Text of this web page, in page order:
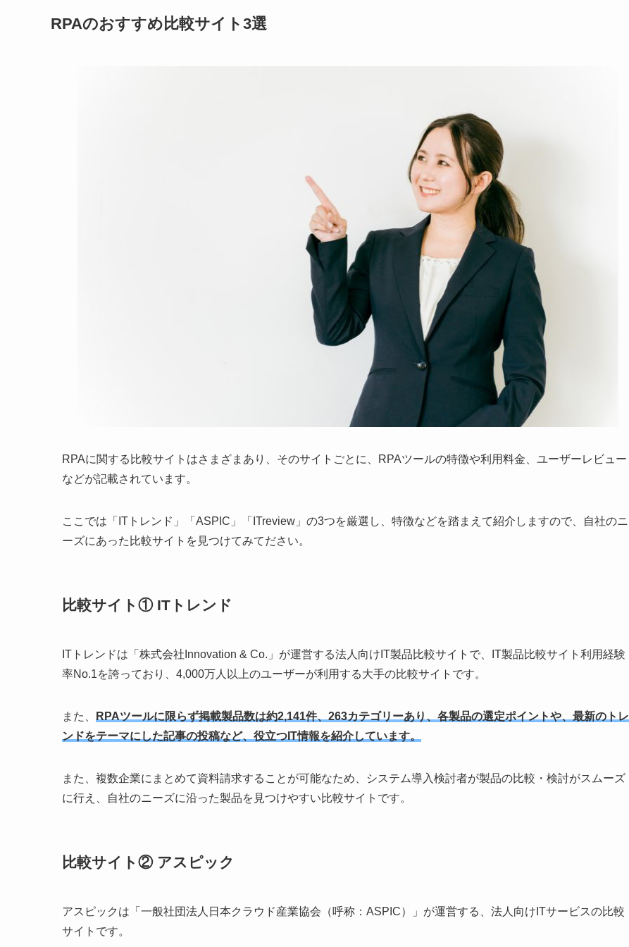
RPAのおすすめ比較サイト3選
RPAに関する比較サイトはさまざまあり、そのサイトごとに、RPAツールの特徴や利用料金、ユーザーレビュー
などが記載されています。
ここでは「ITトレンド」「ASPIC」「ITreview」の3つを厳選し、特徴などを踏まえて紹介しますので、自社のニ
ーズにあった比較サイトを見つけてみてださい。
比較サイト① ITトレンド
ITトレンドは「株式会社Innovation & Co.」が運営する法人向けIT製品比較サイトで、IT製品比較サイト利用経験
率No.1を誇っており、4,000万人以上のユーザーが利用する大手の比較サイトです。
また、
RPAツールに限らず掲載製品数は約2,141件、263カテゴリーあり、各製品の選定ポイントや、最新のトレ
ンドをテーマにした記事の投稿など、役立つIT情報を紹介しています。
また、複数企業にまとめて資料請求することが可能なため、システム導入検討者が製品の比較・検討がスムーズ
に行え、自社のニーズに沿った製品を見つけやすい比較サイトです。
比較サイト② アスピック
アスピックは「一般社団法人日本クラウド産業協会（呼称：ASPIC）」が運営する、法人向けITサービスの比較
サイトです。